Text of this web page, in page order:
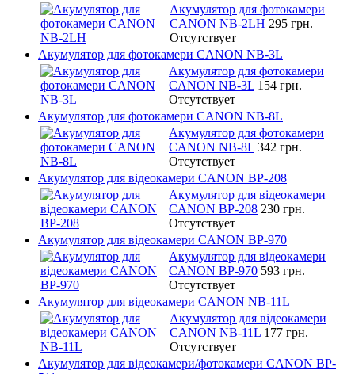
Акумулятор для фотокамери
CANON NB-2LH 295 грн.
Отсутствует
Акумулятор для фотокамери CANON NB-3L
Акумулятор для фотокамери
CANON NB-3L 154 грн.
Отсутствует
Акумулятор для фотокамери CANON NB-8L
Акумулятор для фотокамери
CANON NB-8L 342 грн.
Отсутствует
Акумулятор для відеокамери CANON BP-208
Акумулятор для відеокамери
CANON BP-208 230 грн.
Отсутствует
Акумулятор для відеокамери CANON BP-970
Акумулятор для відеокамери
CANON BP-970 593 грн.
Отсутствует
Акумулятор для відеокамери CANON NB-11L
Акумулятор для відеокамери
CANON NB-11L 177 грн.
Отсутствует
Акумулятор для відеокамери/фотокамери CANON BP-